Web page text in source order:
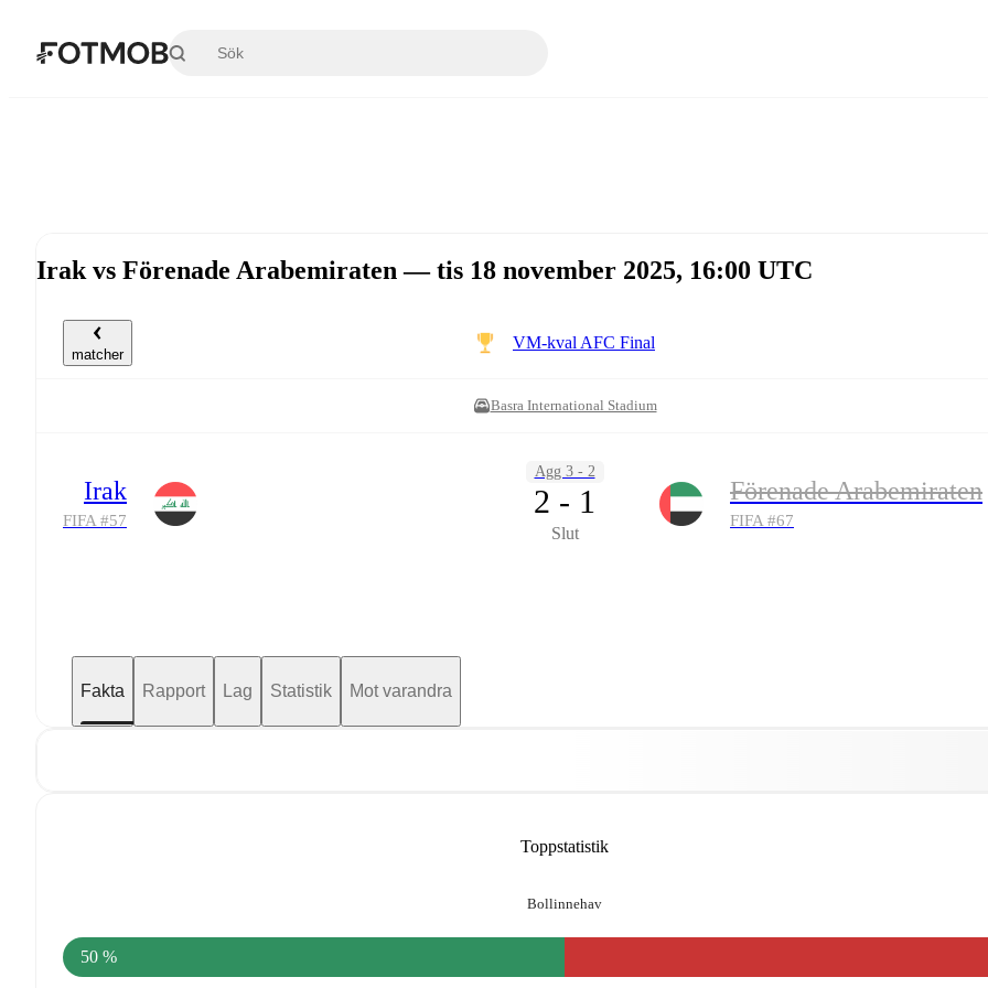
Irak vs Förenade Arabemiraten — tis 18 november 2025, 16:00 UTC
matcher
VM-kval AFC Final
Basra International Stadium
Irak
FIFA #57
Agg 3 - 2
2 - 1
Slut
Förenade Arabemiraten
FIFA #67
Fakta Rapport Lag Statistik Mot varandra
Toppstatistik
Bollinnehav
50 %